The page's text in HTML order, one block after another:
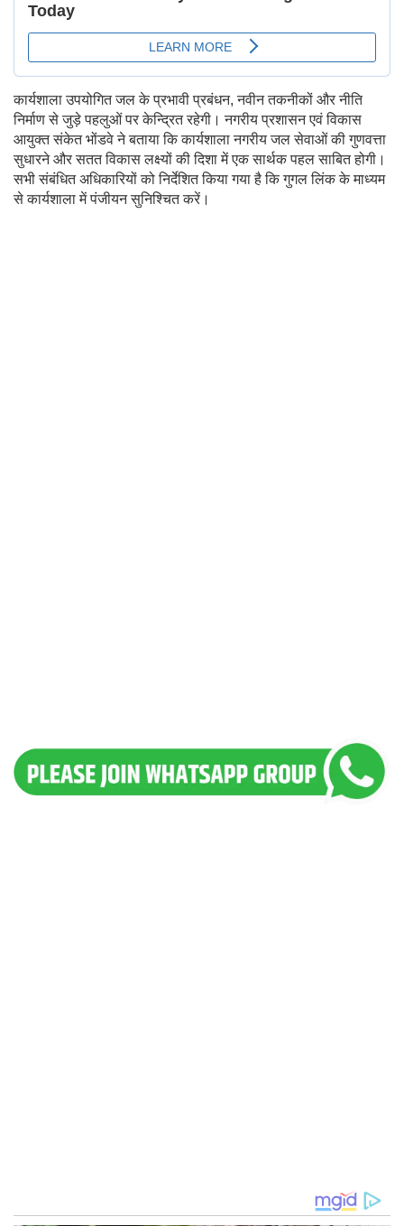
कार्यशाला उपयोगित जल के प्रभावी प्रबंधन, नवीन तकनीकों और नीति
निर्माण से जुड़े पहलुओं पर केन्द्रित रहेगी। नगरीय प्रशासन एवं विकास
आयुक्त संकेत भोंडवे ने बताया कि कार्यशाला नगरीय जल सेवाओं की गुणवत्ता
सुधारने और सतत विकास लक्ष्यों की दिशा में एक सार्थक पहल साबित होगी।
सभी संबंधित अधिकारियों को निर्देशित किया गया है कि गुगल लिंक के माध्यम
से कार्यशाला में पंजीयन सुनिश्चित करें।